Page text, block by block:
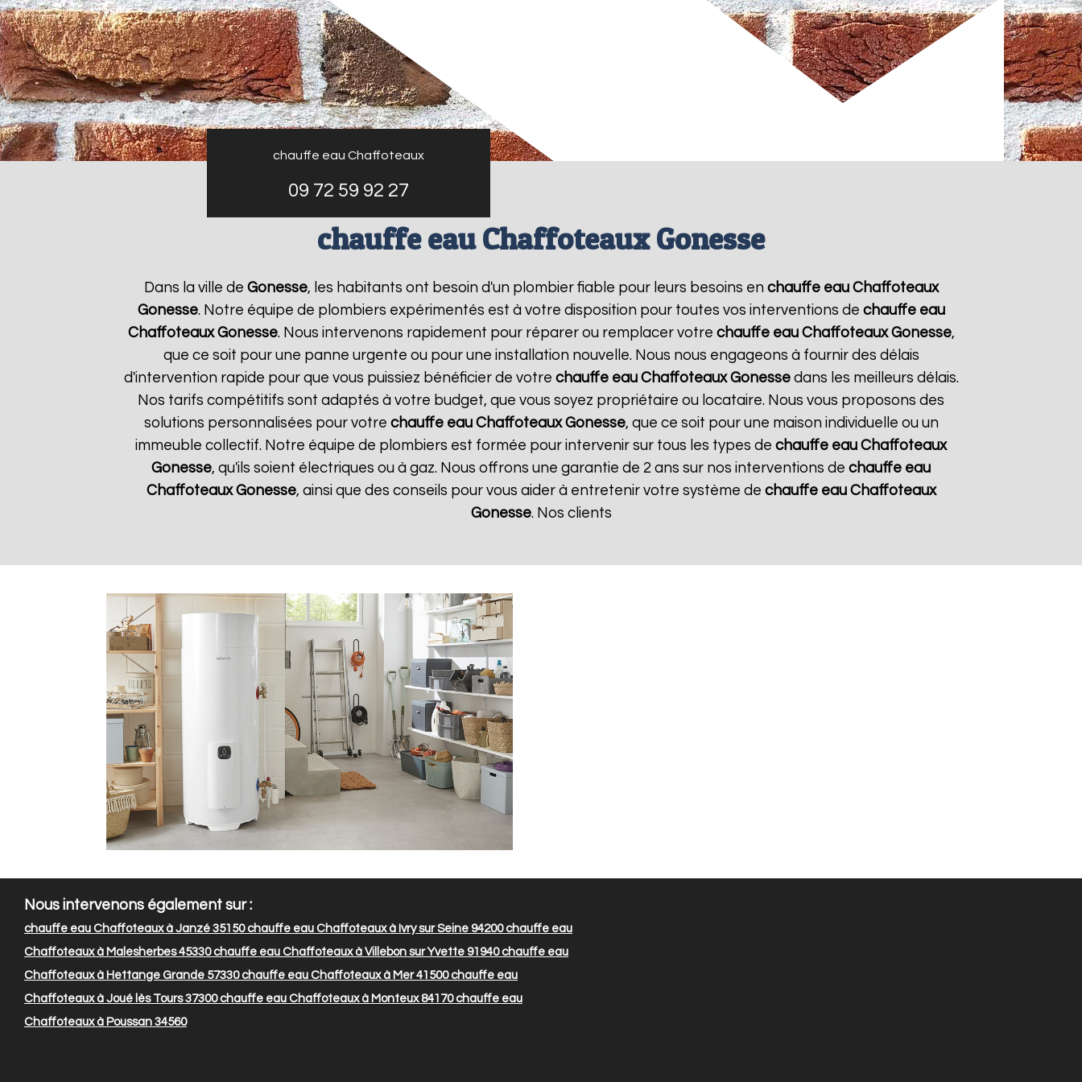
chauffe eau Chaffoteaux
09 72 59 92 27
chauffe eau Chaffoteaux Gonesse
Dans la ville de Gonesse, les habitants ont besoin d'un plombier fiable pour leurs besoins en chauffe eau Chaffoteaux
Gonesse. Notre équipe de plombiers expérimentés est à votre disposition pour toutes vos interventions de chauffe eau
Chaffoteaux Gonesse. Nous intervenons rapidement pour réparer ou remplacer votre chauffe eau Chaffoteaux Gonesse,
que ce soit pour une panne urgente ou pour une installation nouvelle. Nous nous engageons à fournir des délais
d'intervention rapide pour que vous puissiez bénéficier de votre chauffe eau Chaffoteaux Gonessedans les meilleurs délais.
Nos tarifs compétitifs sont adaptés à votre budget, que vous soyez propriétaire ou locataire. Nous vous proposons des
solutions personnalisées pour votre chauffe eau Chaffoteaux Gonesse, que ce soit pour une maison individuelle ou un
immeuble collectif. Notre équipe de plombiers est formée pour intervenir sur tous les types de chauffe eau Chaffoteaux
Gonesse, qu'ils soient électriques ou à gaz. Nous offrons une garantie de 2 ans sur nos interventions de chauffe eau
Chaffoteaux Gonesse, ainsi que des conseils pour vous aider à entretenir votre système de chauffe eau Chaffoteaux
Gonesse. Nos clients
Nous intervenons également sur :
chauffe eau Chaffoteaux à Janzé 35150chauffe eau Chaffoteaux à Ivry sur Seine 94200chauffe eau
Chaffoteaux à Malesherbes 45330chauffe eau Chaffoteaux à Villebon sur Yvette 91940chauffe eau
Chaffoteaux à Hettange Grande 57330chauffe eau Chaffoteaux à Mer 41500chauffe eau
Chaffoteaux à Joué lès Tours 37300chauffe eau Chaffoteaux à Monteux 84170chauffe eau
Chaffoteaux à Poussan 34560